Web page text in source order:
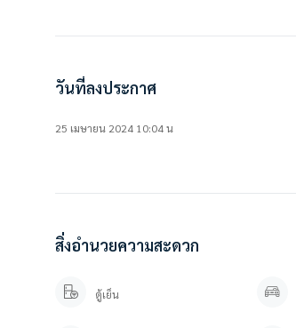
• ชุดโต๊ะทานข้าว
• เตาไฟฟ้า+เครื่องดูดควัน
• เคาน์เตอร์ครัว
สิ่งอำนวยความสะดวกในโครงการ
สนใจติดต่อสอบถาม / นัดดู เข้ามาได้เลยค่ะ
วันที่ลงประกาศ
25 เมษายน 2024 10:04 น
สิ่งอำนวยความสะดวก
ตู้เย็น